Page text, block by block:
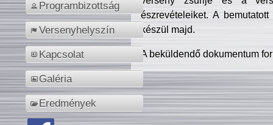
Programbizottság
Versenyhelyszín
Kapcsolat
Galéria
Eredmények
észrevételeiket. A
készül majd.
A beküldendő dokumentum